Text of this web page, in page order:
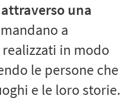
una
a
in modo
le persone che
e le loro storie.